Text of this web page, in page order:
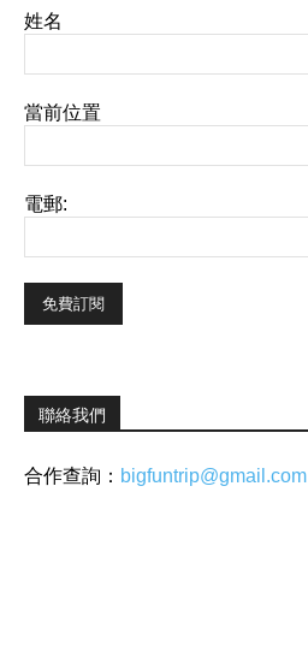
姓名
當前位置
電郵:
聯絡我們
合作查詢： bigfuntrip@gmail.com